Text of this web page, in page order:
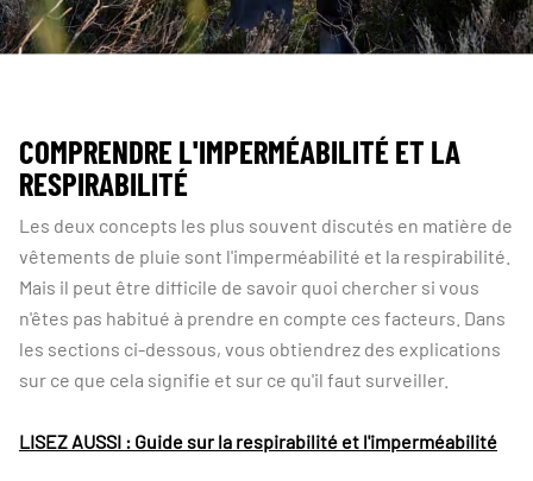
COMPRENDRE L'IMPERMÉABILITÉ ET LA
RESPIRABILITÉ
Les deux concepts les plus souvent discutés en matière de
vêtements de pluie sont l'imperméabilité et la respirabilité.
Mais il peut être difficile de savoir quoi chercher si vous
n'êtes pas habitué à prendre en compte ces facteurs. Dans
les sections ci-dessous, vous obtiendrez des explications
sur ce que cela signifie et sur ce qu'il faut surveiller.
LISEZ AUSSI : Guide sur la respirabilité et l'imperméabilité